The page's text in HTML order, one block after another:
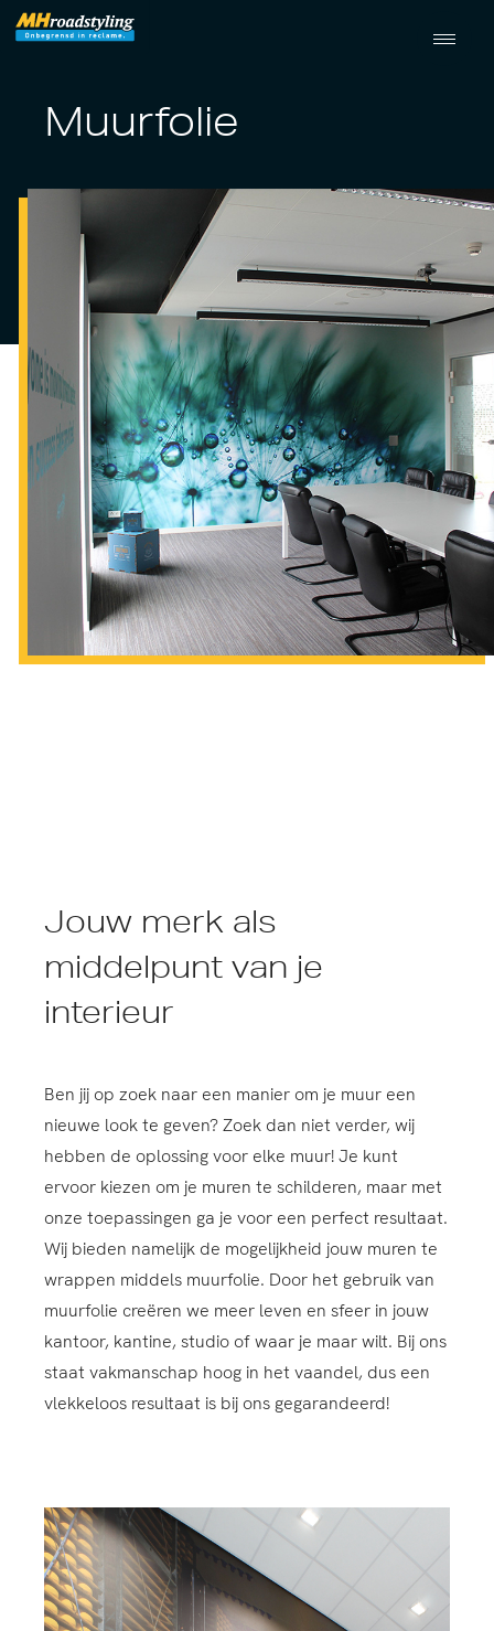
Muurfolie
Jouw merk als
middelpunt van je
interieur
Ben jij op zoek naar een manier om je muur een
nieuwe look te geven? Zoek dan niet verder, wij
hebben de oplossing voor elke muur! Je kunt
ervoor kiezen om je muren te schilderen, maar met
onze toepassingen ga je voor een perfect resultaat.
Wij bieden namelijk de mogelijkheid jouw muren te
wrappen middels muurfolie. Door het gebruik van
muurfolie creëren we meer leven en sfeer in jouw
kantoor, kantine, studio of waar je maar wilt. Bij ons
staat vakmanschap hoog in het vaandel, dus een
vlekkeloos resultaat is bij ons gegarandeerd!